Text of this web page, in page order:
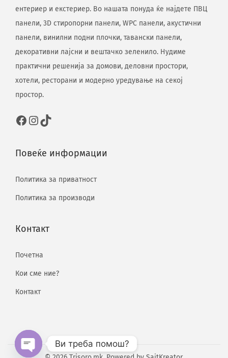
ентериер и екстериер. Во нашата понуда ќе најдете ПВЦ
панели, 3D стиропорни панели, WPC панели, акустични
панели, винилни подни плочки, тавански панели,
декоративни лајсни и вештачко зеленило. Нудиме
практични решенија за домови, деловни простори,
хотели, ресторани и модерно уредување на секој
простор.
Повеќе информации
Политика за приватност
Политика за производи
Контакт
Почетна
Кои сме ние?
Контакт
Ви треба помош?